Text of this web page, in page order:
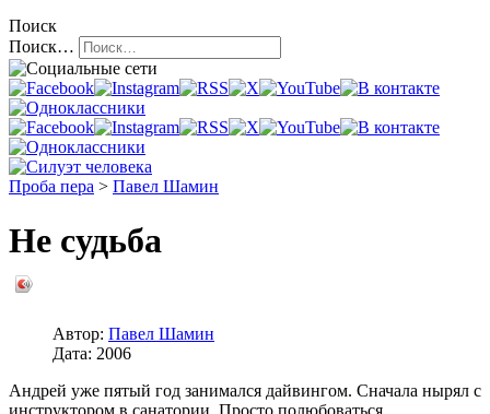
Поиск
Поиск…
Проба пера > Павел Шамин
Не судьба
Автор: Павел Шамин
Дата: 2006
Андрей уже пятый год занимался дайвингом. Сначала нырял с